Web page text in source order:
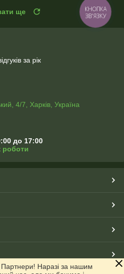
ще
за рік
4/7, Харків, Україна
до 17:00
роботи
Наразі за нашим
КНОПКА
ЗВ'ЯЗКУ